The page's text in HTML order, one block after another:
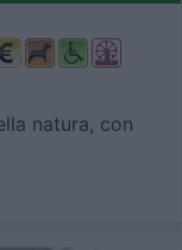
natura, con